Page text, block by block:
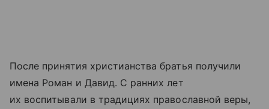
После принятия христианства братья получили
имена Роман и Давид. С ранних лет
их воспитывали в традициях православной веры,